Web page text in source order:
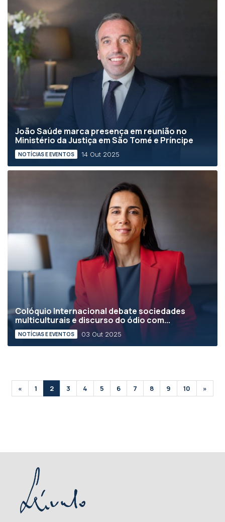
João Saúde marca presença em reunião no
Ministério da Justiça em São Tomé e Príncipe
NOTÍCIAS E EVENTOS 14 Out 2025
Colóquio Internacional debate sociedades
multiculturais e discurso do ódio com...
NOTÍCIAS E EVENTOS 03 Out 2025
« 1 2 3 4 5 6 7 8 9 10 »